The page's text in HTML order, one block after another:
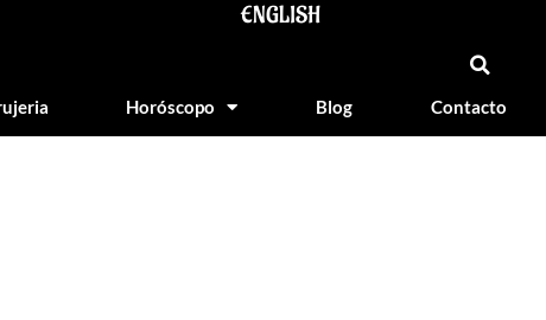
ENGLISH
Horóscopo Blog Contacto